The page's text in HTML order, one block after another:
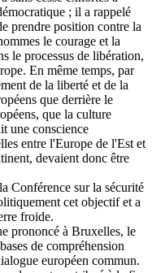
; il a rappelé
prendre position contre la
le courage et la
le processus de libération,
En même temps, par
de la liberté et de la
que derrière le
que la culture
une conscience
entre l'Europe de l'Est et
devaient donc être
Conférence sur la sécurité
cet objectif et a
froide.
prononcé à Bruxelles, le
de compréhension
européen commun.